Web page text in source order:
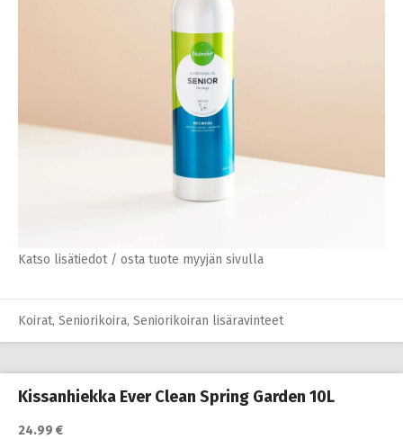
Katso lisätiedot / osta tuote myyjän sivulla
Koirat, Seniorikoira, Seniorikoiran lisäravinteet
Kissanhiekka Ever Clean Spring Garden 10L
24.99 €